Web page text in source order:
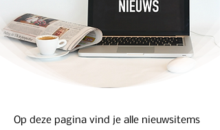
Op deze pagina vind je alle nieuwsitems